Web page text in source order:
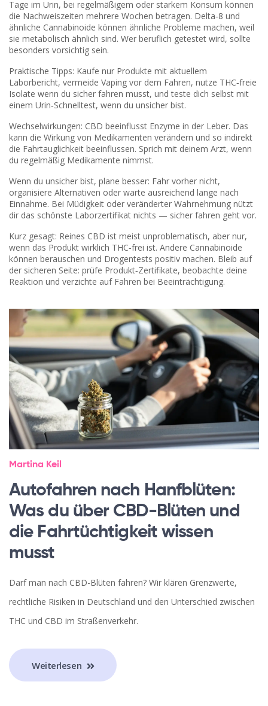
Tage im Urin, bei regelmäßigem oder starkem Konsum können
die Nachweiszeiten mehrere Wochen betragen. Delta‑8 und
ähnliche Cannabinoide können ähnliche Probleme machen, weil
sie metabolisch ähnlich sind. Wer beruflich getestet wird, sollte
besonders vorsichtig sein.
Praktische Tipps: Kaufe nur Produkte mit aktuellem
Laborbericht, vermeide Vaping vor dem Fahren, nutze THC‑freie
Isolate wenn du sicher fahren musst, und teste dich selbst mit
einem Urin‑Schnelltest, wenn du unsicher bist.
Wechselwirkungen: CBD beeinflusst Enzyme in der Leber. Das
kann die Wirkung von Medikamenten verändern und so indirekt
die Fahrtauglichkeit beeinflussen. Sprich mit deinem Arzt, wenn
du regelmäßig Medikamente nimmst.
Wenn du unsicher bist, plane besser: Fahr vorher nicht,
organisiere Alternativen oder warte ausreichend lange nach
Einnahme. Bei Müdigkeit oder veränderter Wahrnehmung nützt
dir das schönste Laborzertifikat nichts — sicher fahren geht vor.
Kurz gesagt: Reines CBD ist meist unproblematisch, aber nur,
wenn das Produkt wirklich THC‑frei ist. Andere Cannabinoide
können berauschen und Drogentests positiv machen. Bleib auf
der sicheren Seite: prüfe Produkt‑Zertifikate, beobachte deine
Reaktion und verzichte auf Fahren bei Beeinträchtigung.
Martina Keil
Autofahren nach Hanfblüten:
Was du über CBD-Blüten und
die Fahrtüchtigkeit wissen
musst
Darf man nach CBD-Blüten fahren? Wir klären Grenzwerte,
rechtliche Risiken in Deutschland und den Unterschied zwischen
THC und CBD im Straßenverkehr.
Weiterlesen